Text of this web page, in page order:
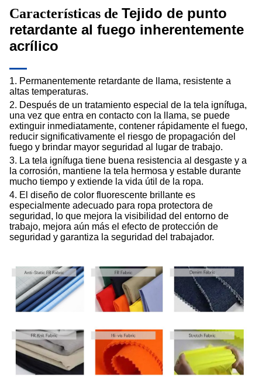
Características de Tejido de punto
retardante al fuego inherentemente
acrílico
1. Permanentemente retardante de llama, resistente a
altas temperaturas.
2. Después de un tratamiento especial de la tela ignífuga,
una vez que entra en contacto con la llama, se puede
extinguir inmediatamente, contener rápidamente el fuego,
reducir significativamente el riesgo de propagación del
fuego y brindar mayor seguridad al lugar de trabajo.
3. La tela ignífuga tiene buena resistencia al desgaste y a
la corrosión, mantiene la tela hermosa y estable durante
mucho tiempo y extiende la vida útil de la ropa.
4. El diseño de color fluorescente brillante es
especialmente adecuado para ropa protectora de
seguridad, lo que mejora la visibilidad del entorno de
trabajo, mejora aún más el efecto de protección de
seguridad y garantiza la seguridad del trabajador.